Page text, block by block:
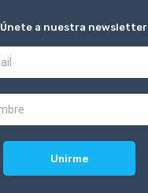
Únete a nuestra newsletter